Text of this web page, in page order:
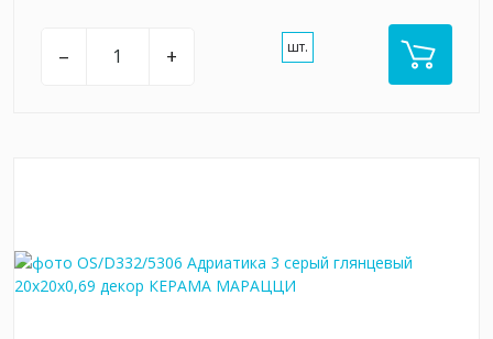
– + шт.